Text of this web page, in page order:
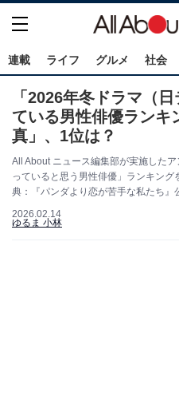
連載 ライフ グルメ 社会
「2026年冬ドラマ（
ている男性俳優ランキ
真」、1位は？
All About ニュース編集部が実施した
っていると思う男性俳優」ランキン
典：『パンダより恋が苦手な私たち』
2026.02.14
ゆるま 小林